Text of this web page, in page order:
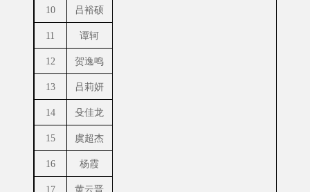
10 吕裕硕
11 谭轲
12 贺逸鸣
13 吕莉妍
14 殳佳龙
15 虞超杰
16 杨霞
17 黄云晋